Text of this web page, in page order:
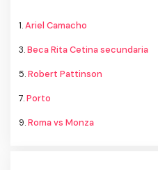
1.Ariel Camacho
3.Beca Rita Cetina secundaria
5.Robert Pattinson
7.Porto
9.Roma vs Monza